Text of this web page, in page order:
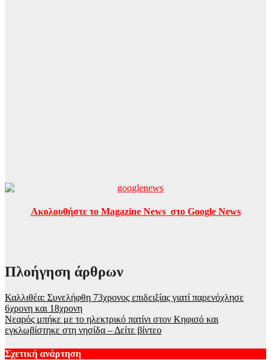
Ακολουθήστε το Magazine News στο Google News
Πλοήγηση άρθρων
Καλλιθέα: Συνελήφθη 73χρονος επιδειξίας γιατί παρενόχλησε
6χρονη και 18χρονη
Νεαρός μπήκε με το ηλεκτρικό πατίνι στον Κηφισό και
εγκλωβίστηκε στη νησίδα – Δείτε βίντεο
Σχετική ανάρτηση